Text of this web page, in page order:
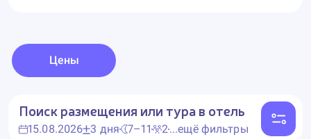
Цены
Поиск размещения или тура в отель
15.08.2026 3 дня 7–11 2...ещё фильтры